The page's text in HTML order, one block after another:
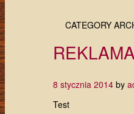
CATEGORY
8 stycznia 2014 by
Test